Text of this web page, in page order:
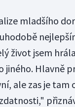
mladšího
život jsem
jiného. Hlavně
ale zas je tam